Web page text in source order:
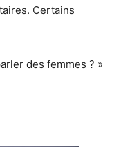
Certains
des femmes ? »